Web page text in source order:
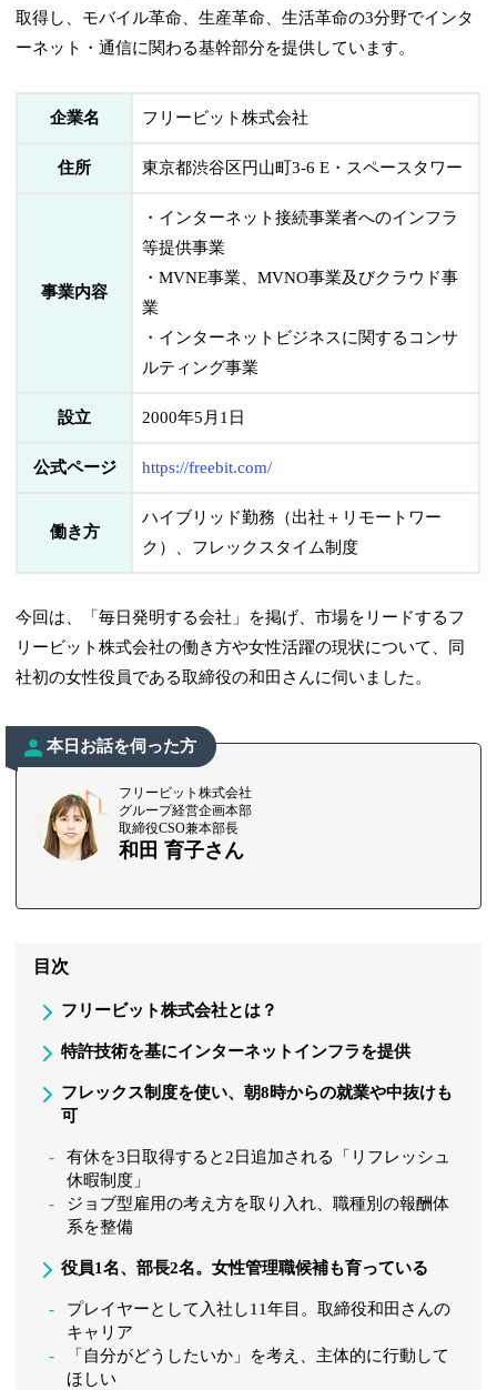
取得し、モバイル革命、生産革命、生活革命の3分野でインタ
ーネット・通信に関わる基幹部分を提供しています。
企業名 フリービット株式会社
住所 東京都渋谷区円山町3-6 E・スペースタワー
事業内容
・インターネット接続事業者へのインフラ
等提供事業
・MVNE事業、MVNO事業及びクラウド事
業
・インターネットビジネスに関するコンサ
ルティング事業
設立 2000年5月1日
公式ページ https://freebit.com/
働き方
ハイブリッド勤務（出社＋リモートワー
ク）、フレックスタイム制度
今回は、「毎日発明する会社」を掲げ、市場をリードするフ
リービット株式会社の働き方や女性活躍の現状について、同
社初の女性役員である取締役の和田さんに伺いました。
本日お話を伺った方
フリービット株式会社
グループ経営企画本部
取締役CSO兼本部長
和田 育子さん
目次
フリービット株式会社とは？
特許技術を基にインターネットインフラを提供
フレックス制度を使い、朝8時からの就業や中抜けも
可
有休を3日取得すると2日追加される「リフレッシュ
休暇制度」
ジョブ型雇用の考え方を取り入れ、職種別の報酬体
系を整備
役員1名、部長2名。女性管理職候補も育っている
プレイヤーとして入社し11年目。取締役和田さんの
キャリア
「自分がどうしたいか」を考え、主体的に行動して
ほしい